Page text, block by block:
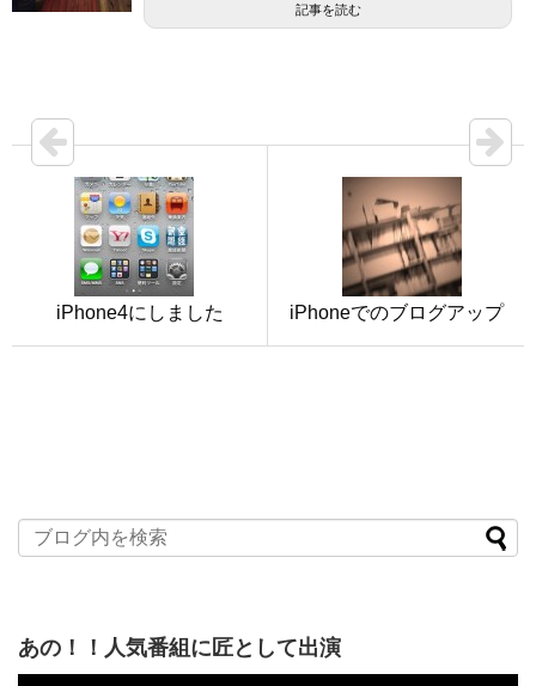
記事を読む
iPhone4にしました iPhoneでのブログアップ
あの！！人気番組に匠として出演